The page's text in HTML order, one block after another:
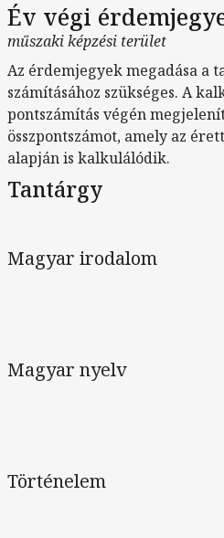
Év végi
műszaki képzési terület
Az érdemjegyek megadása a
számításához szükséges. A
pontszámítás végén
összpontszámot, amely az
alapján is kalkulálódik.
Tantárgy
Magyar irodalom
Magyar nyelv
Történelem